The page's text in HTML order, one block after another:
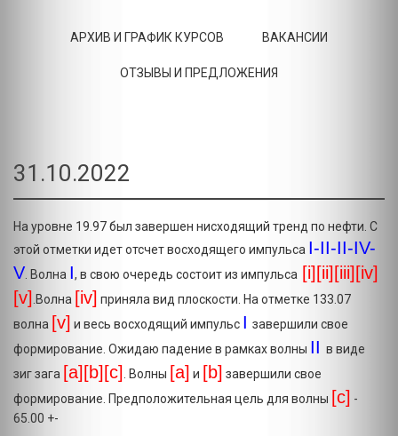
АРХИВ И ГРАФИК КУРСОВ ВАКАНСИИ
ОТЗЫВЫ И ПРЕДЛОЖЕНИЯ
31.10.2022
На уровне 19.97 был завершен нисходящий тренд по нефти. С
этой отметки идет отсчет восходящего импульса I-II-II-IV-
V . Волна I, в свою очередь состоит из импульса [i][ii][iii][iv]
[v] .Волна [iv] приняла вид плоскости. На отметке 133.07
волна [v] и весь восходящий импульс I завершили свое
формирование. Ожидаю падение в рамках волны II в виде
зиг зага [a][b][c] . Волны [a] и [b] завершили свое
формирование. Предположительная цель для волны [c] -
65.00 +-